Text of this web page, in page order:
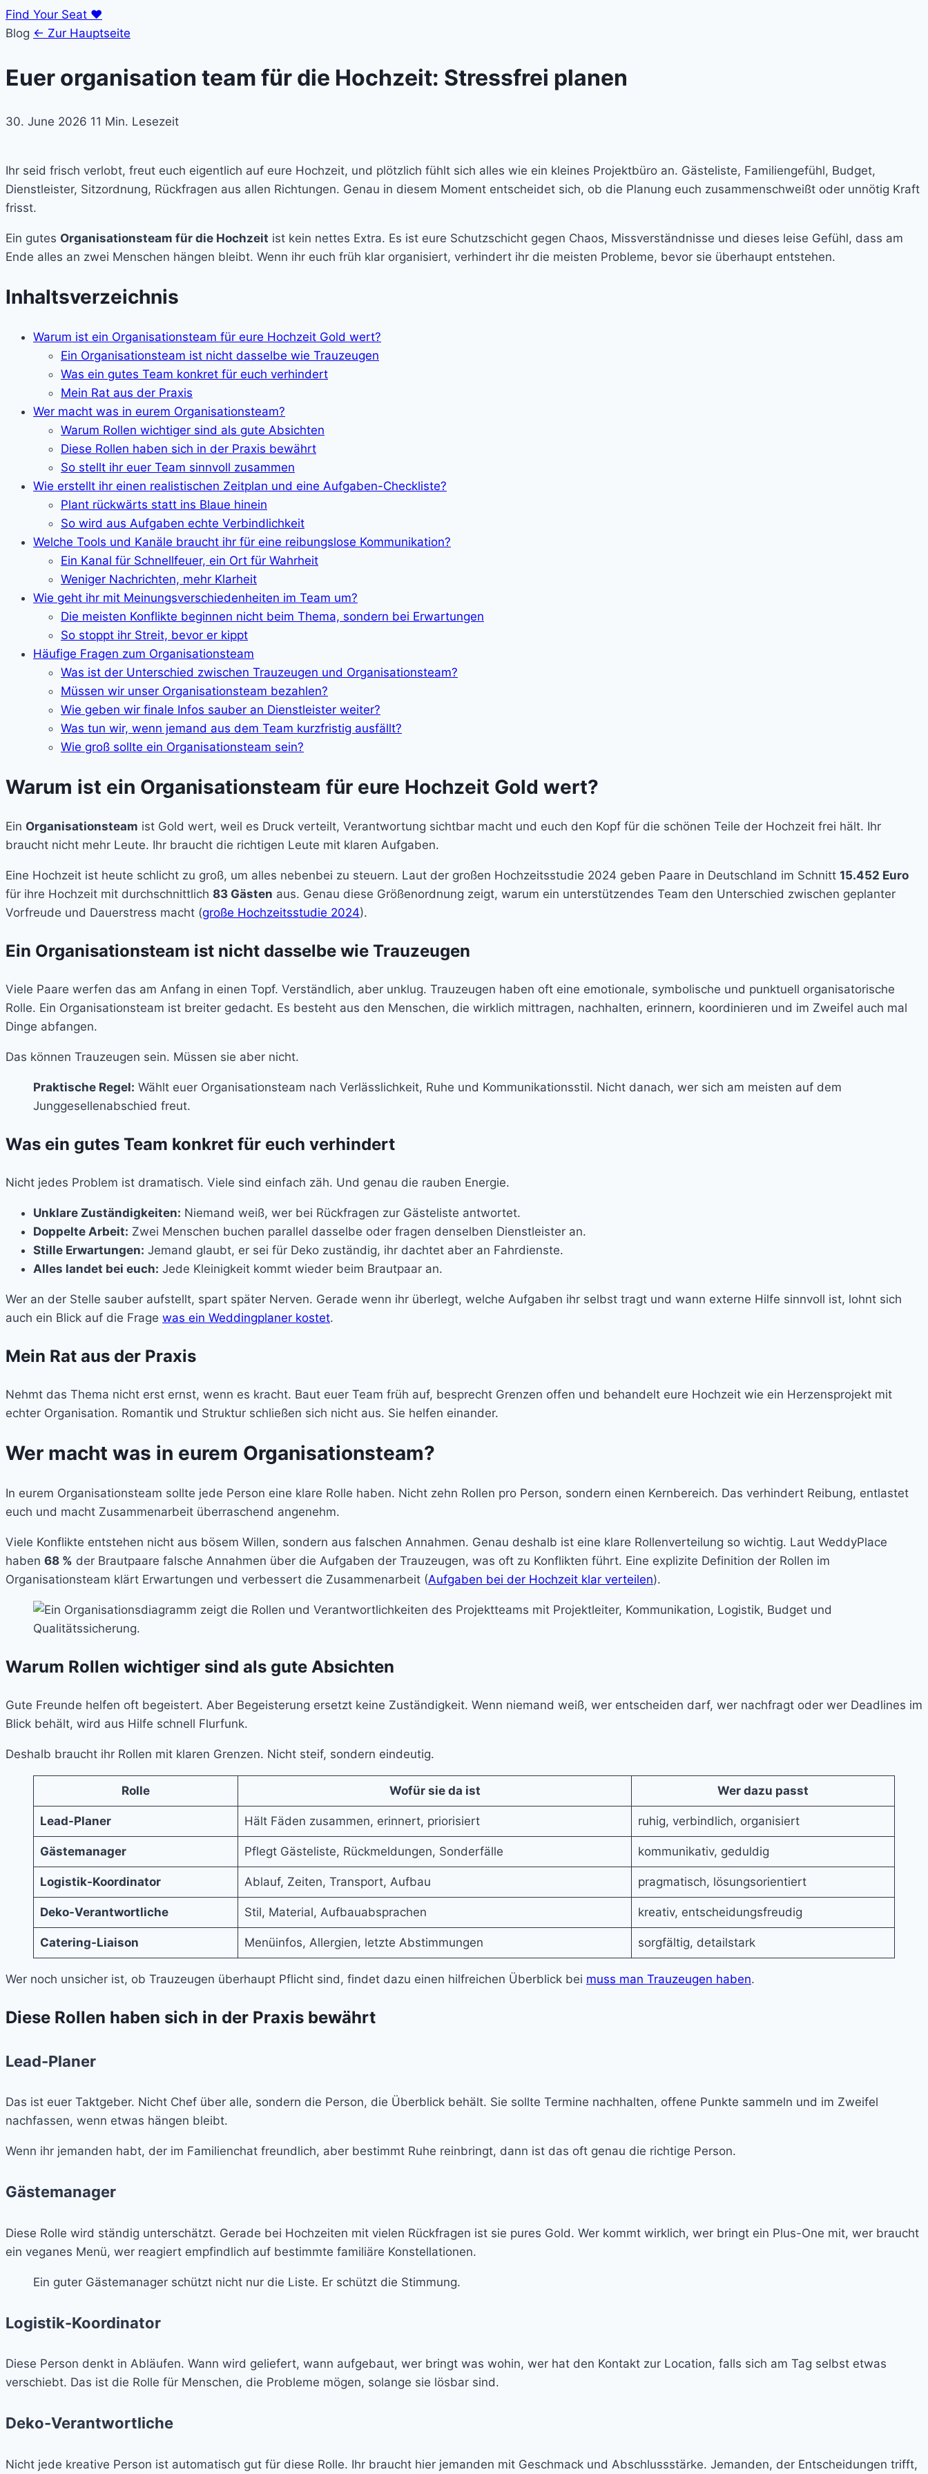
Find Your Seat ♥
Blog ← Zur Hauptseite
Euer organisation team für die Hochzeit: Stressfrei planen
30. June 2026 11 Min. Lesezeit
Ihr seid frisch verlobt, freut euch eigentlich auf eure Hochzeit, und plötzlich fühlt sich alles wie ein kleines Projektbüro an. Gästeliste, Familiengefühl, Budget,
Dienstleister, Sitzordnung, Rückfragen aus allen Richtungen. Genau in diesem Moment entscheidet sich, ob die Planung euch zusammenschweißt oder unnötig Kraft
frisst.
Ein gutes Organisationsteam für die Hochzeit ist kein nettes Extra. Es ist eure Schutzschicht gegen Chaos, Missverständnisse und dieses leise Gefühl, dass am
Ende alles an zwei Menschen hängen bleibt. Wenn ihr euch früh klar organisiert, verhindert ihr die meisten Probleme, bevor sie überhaupt entstehen.
Inhaltsverzeichnis
Warum ist ein Organisationsteam für eure Hochzeit Gold wert?
Ein Organisationsteam ist nicht dasselbe wie Trauzeugen
Was ein gutes Team konkret für euch verhindert
Mein Rat aus der Praxis
Wer macht was in eurem Organisationsteam?
Warum Rollen wichtiger sind als gute Absichten
Diese Rollen haben sich in der Praxis bewährt
So stellt ihr euer Team sinnvoll zusammen
Wie erstellt ihr einen realistischen Zeitplan und eine Aufgaben-Checkliste?
Plant rückwärts statt ins Blaue hinein
So wird aus Aufgaben echte Verbindlichkeit
Welche Tools und Kanäle braucht ihr für eine reibungslose Kommunikation?
Ein Kanal für Schnellfeuer, ein Ort für Wahrheit
Weniger Nachrichten, mehr Klarheit
Wie geht ihr mit Meinungsverschiedenheiten im Team um?
Die meisten Konflikte beginnen nicht beim Thema, sondern bei Erwartungen
So stoppt ihr Streit, bevor er kippt
Häufige Fragen zum Organisationsteam
Was ist der Unterschied zwischen Trauzeugen und Organisationsteam?
Müssen wir unser Organisationsteam bezahlen?
Wie geben wir finale Infos sauber an Dienstleister weiter?
Was tun wir, wenn jemand aus dem Team kurzfristig ausfällt?
Wie groß sollte ein Organisationsteam sein?
Warum ist ein Organisationsteam für eure Hochzeit Gold wert?
Ein Organisationsteam ist Gold wert, weil es Druck verteilt, Verantwortung sichtbar macht und euch den Kopf für die schönen Teile der Hochzeit frei hält. Ihr
braucht nicht mehr Leute. Ihr braucht die richtigen Leute mit klaren Aufgaben.
Eine Hochzeit ist heute schlicht zu groß, um alles nebenbei zu steuern. Laut der großen Hochzeitsstudie 2024 geben Paare in Deutschland im Schnitt 15.452 Euro
für ihre Hochzeit mit durchschnittlich 83 Gästen aus. Genau diese Größenordnung zeigt, warum ein unterstützendes Team den Unterschied zwischen geplanter
Vorfreude und Dauerstress macht (große Hochzeitsstudie 2024).
Ein Organisationsteam ist nicht dasselbe wie Trauzeugen
Viele Paare werfen das am Anfang in einen Topf. Verständlich, aber unklug. Trauzeugen haben oft eine emotionale, symbolische und punktuell organisatorische
Rolle. Ein Organisationsteam ist breiter gedacht. Es besteht aus den Menschen, die wirklich mittragen, nachhalten, erinnern, koordinieren und im Zweifel auch mal
Dinge abfangen.
Das können Trauzeugen sein. Müssen sie aber nicht.
Praktische Regel: Wählt euer Organisationsteam nach Verlässlichkeit, Ruhe und Kommunikationsstil. Nicht danach, wer sich am meisten auf dem
Junggesellenabschied freut.
Was ein gutes Team konkret für euch verhindert
Nicht jedes Problem ist dramatisch. Viele sind einfach zäh. Und genau die rauben Energie.
Unklare Zuständigkeiten: Niemand weiß, wer bei Rückfragen zur Gästeliste antwortet.
Doppelte Arbeit: Zwei Menschen buchen parallel dasselbe oder fragen denselben Dienstleister an.
Stille Erwartungen: Jemand glaubt, er sei für Deko zuständig, ihr dachtet aber an Fahrdienste.
Alles landet bei euch: Jede Kleinigkeit kommt wieder beim Brautpaar an.
Wer an der Stelle sauber aufstellt, spart später Nerven. Gerade wenn ihr überlegt, welche Aufgaben ihr selbst tragt und wann externe Hilfe sinnvoll ist, lohnt sich
auch ein Blick auf die Frage was ein Weddingplaner kostet.
Mein Rat aus der Praxis
Nehmt das Thema nicht erst ernst, wenn es kracht. Baut euer Team früh auf, besprecht Grenzen offen und behandelt eure Hochzeit wie ein Herzensprojekt mit
echter Organisation. Romantik und Struktur schließen sich nicht aus. Sie helfen einander.
Wer macht was in eurem Organisationsteam?
In eurem Organisationsteam sollte jede Person eine klare Rolle haben. Nicht zehn Rollen pro Person, sondern einen Kernbereich. Das verhindert Reibung, entlastet
euch und macht Zusammenarbeit überraschend angenehm.
Viele Konflikte entstehen nicht aus bösem Willen, sondern aus falschen Annahmen. Genau deshalb ist eine klare Rollenverteilung so wichtig. Laut WeddyPlace
haben 68 % der Brautpaare falsche Annahmen über die Aufgaben der Trauzeugen, was oft zu Konflikten führt. Eine explizite Definition der Rollen im
Organisationsteam klärt Erwartungen und verbessert die Zusammenarbeit (Aufgaben bei der Hochzeit klar verteilen).
Warum Rollen wichtiger sind als gute Absichten
Gute Freunde helfen oft begeistert. Aber Begeisterung ersetzt keine Zuständigkeit. Wenn niemand weiß, wer entscheiden darf, wer nachfragt oder wer Deadlines im
Blick behält, wird aus Hilfe schnell Flurfunk.
Deshalb braucht ihr Rollen mit klaren Grenzen. Nicht steif, sondern eindeutig.
Rolle Wofür sie da ist Wer dazu passt
Lead-Planer Hält Fäden zusammen, erinnert, priorisiert ruhig, verbindlich, organisiert
Gästemanager Pflegt Gästeliste, Rückmeldungen, Sonderfälle kommunikativ, geduldig
Logistik-Koordinator Ablauf, Zeiten, Transport, Aufbau pragmatisch, lösungsorientiert
Deko-Verantwortliche Stil, Material, Aufbauabsprachen kreativ, entscheidungsfreudig
Catering-Liaison Menüinfos, Allergien, letzte Abstimmungen sorgfältig, detailstark
Wer noch unsicher ist, ob Trauzeugen überhaupt Pflicht sind, findet dazu einen hilfreichen Überblick bei muss man Trauzeugen haben.
Diese Rollen haben sich in der Praxis bewährt
Lead-Planer
Das ist euer Taktgeber. Nicht Chef über alle, sondern die Person, die Überblick behält. Sie sollte Termine nachhalten, offene Punkte sammeln und im Zweifel
nachfassen, wenn etwas hängen bleibt.
Wenn ihr jemanden habt, der im Familienchat freundlich, aber bestimmt Ruhe reinbringt, dann ist das oft genau die richtige Person.
Gästemanager
Diese Rolle wird ständig unterschätzt. Gerade bei Hochzeiten mit vielen Rückfragen ist sie pures Gold. Wer kommt wirklich, wer bringt ein Plus-One mit, wer braucht
ein veganes Menü, wer reagiert empfindlich auf bestimmte familiäre Konstellationen.
Ein guter Gästemanager schützt nicht nur die Liste. Er schützt die Stimmung.
Logistik-Koordinator
Diese Person denkt in Abläufen. Wann wird geliefert, wann aufgebaut, wer bringt was wohin, wer hat den Kontakt zur Location, falls sich am Tag selbst etwas
verschiebt. Das ist die Rolle für Menschen, die Probleme mögen, solange sie lösbar sind.
Deko-Verantwortliche
Nicht jede kreative Person ist automatisch gut für diese Rolle. Ihr braucht hier jemanden mit Geschmack und Abschlussstärke. Jemanden, der Entscheidungen trifft,